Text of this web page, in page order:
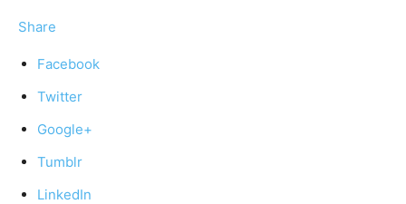
Share
Facebook
Twitter
Google+
Tumblr
LinkedIn